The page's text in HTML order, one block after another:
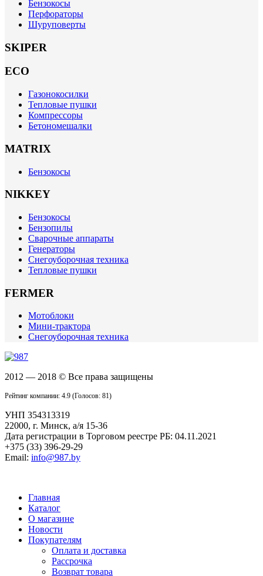
Бензокосы
Перфораторы
Шуруповерты
SKIPER
ECO
Газонокосилки
Тепловые пушки
Компрессоры
Бетономешалки
MATRIX
Бензокосы
NIKKEY
Бензокосы
Бензопилы
Сварочные аппараты
Генераторы
Снегоуборочная техника
Тепловые пушки
FERMER
Мотоблоки
Мини-трактора
Снегоуборочная техника
2012 — 2018 © Все права защищены
Рейтинг компании: 4.9 (Голосов: 81)
УНП 354313319
22000, г. Минск, а/я 15-36
Дата регистрации в Торговом реестре РБ: 04.11.2021
+375 (33) 396-29-29
Email: info@987.by
Главная
Каталог
О магазине
Новости
Покупателям
Оплата и доставка
Рассрочка
Возврат товара